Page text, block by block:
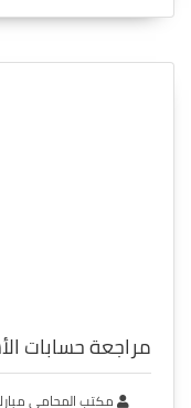
مراجعة حسابات
مكتب المحامي